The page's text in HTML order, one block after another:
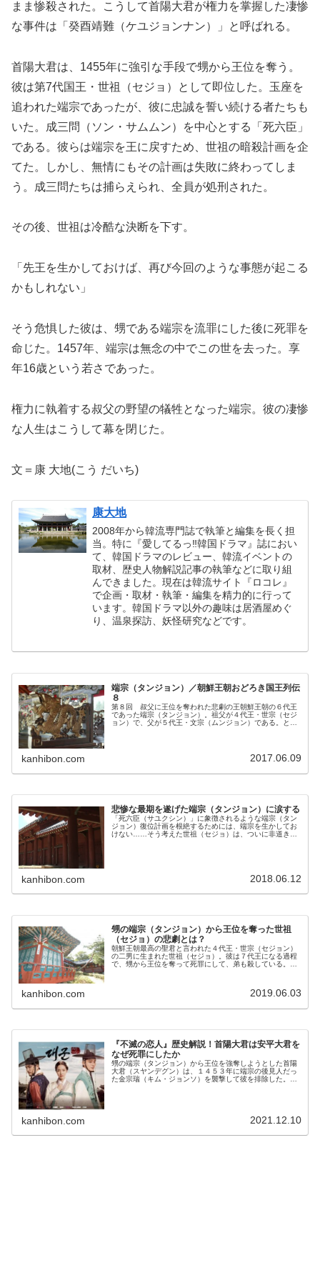
まま惨殺された。こうして首陽大君が権力を掌握した凄惨
な事件は「癸酉靖難（ケユジョンナン）」と呼ばれる。
首陽大君は、1455年に強引な手段で甥から王位を奪う。
彼は第7代国王・世祖（セジョ）として即位した。玉座を
追われた端宗であったが、彼に忠誠を誓い続ける者たちも
いた。成三問（ソン・サムムン）を中心とする「死六臣」
である。彼らは端宗を王に戻すため、世祖の暗殺計画を企
てた。しかし、無情にもその計画は失敗に終わってしま
う。成三問たちは捕らえられ、全員が処刑された。
その後、世祖は冷酷な決断を下す。
「先王を生かしておけば、再び今回のような事態が起こる
かもしれない」
そう危惧した彼は、甥である端宗を流罪にした後に死罪を
命じた。1457年、端宗は無念の中でこの世を去った。享
年16歳という若さであった。
権力に執着する叔父の野望の犠牲となった端宗。彼の凄惨
な人生はこうして幕を閉じた。
文＝康 大地(こう だいち)
康大地
2008年から韓流専門誌で執筆と編集を長く担
当。特に『愛してるっ‼韓国ドラマ』誌におい
て、韓国ドラマのレビュー、韓流イベントの
取材、歴史人物解説記事の執筆などに取り組
んできました。現在は韓流サイト『ロコレ』
で企画・取材・執筆・編集を精力的に行って
います。韓国ドラマ以外の趣味は居酒屋めぐ
り、温泉探訪、妖怪研究などです。
端宗（タンジョン）／朝鮮王朝おどろき国王列伝
８
第８回 叔父に王位を奪われた悲劇の王朝鮮王朝の６代王
であった端宗（タンジョン）。祖父が４代王・世宗（セジ
ョン）で、父が５代王・文宗（ムンジョン）である。とも
kanhibon.com 2017.06.09
悲惨な最期を遂げた端宗（タンジョン）に涙する
「死六臣（サユクシン）」に象徴されるような端宗（タン
ジョン）復位計画を根絶するためには、端宗を生かしてお
けない……そう考えた世祖（セジョ）は、ついに非道きわ
kanhibon.com 2018.06.12
甥の端宗（タンジョン）から王位を奪った世祖
（セジョ）の悲劇とは？
朝鮮王朝最高の聖君と言われた４代王・世宗（セジョン）
の二男に生まれた世祖（セジョ）。彼は７代王になる過程
で、甥から王位を奪って死罪にして、弟も殺している。非
kanhibon.com 2019.06.03
『不滅の恋人』歴史解説！首陽大君は安平大君を
なぜ死罪にしたか
甥の端宗（タンジョン）から王位を強奪しようとした首陽
大君（スヤンデグン）は、１４５３年に端宗の後見人だっ
た金宗瑞（キム・ジョンソ）を襲撃して彼を排除した。そ
kanhibon.com 2021.12.10